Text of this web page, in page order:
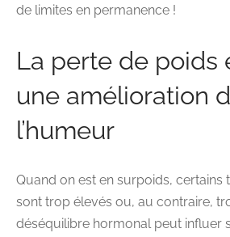
de limites en permanence !
La perte de poids
une amélioration
l’humeur
Quand on est en surpoids, certains
sont trop élevés ou, au contraire,
déséquilibre hormonal peut influer